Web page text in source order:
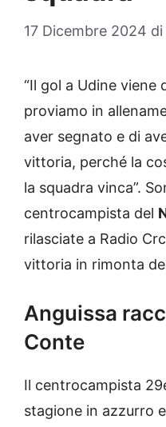
17 Dicembre 2024 di
“Il gol a Udine viene
proviamo in
aver segnato e di
vittoria, perché la
la squadra vinca”.
centrocampista del
rilasciate a Radio
vittoria in rimonta
Anguissa
Conte
Il centrocampista
stagione in azzurro